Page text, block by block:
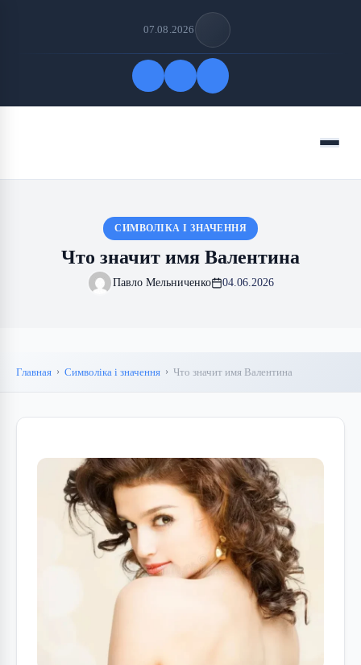
07.08.2026
Меню
СИМВОЛІКА І ЗНАЧЕННЯ
Что значит имя Валентина
Павло Мельниченко 04.06.2026
Главная Символіка і значення Что значит имя Валентина